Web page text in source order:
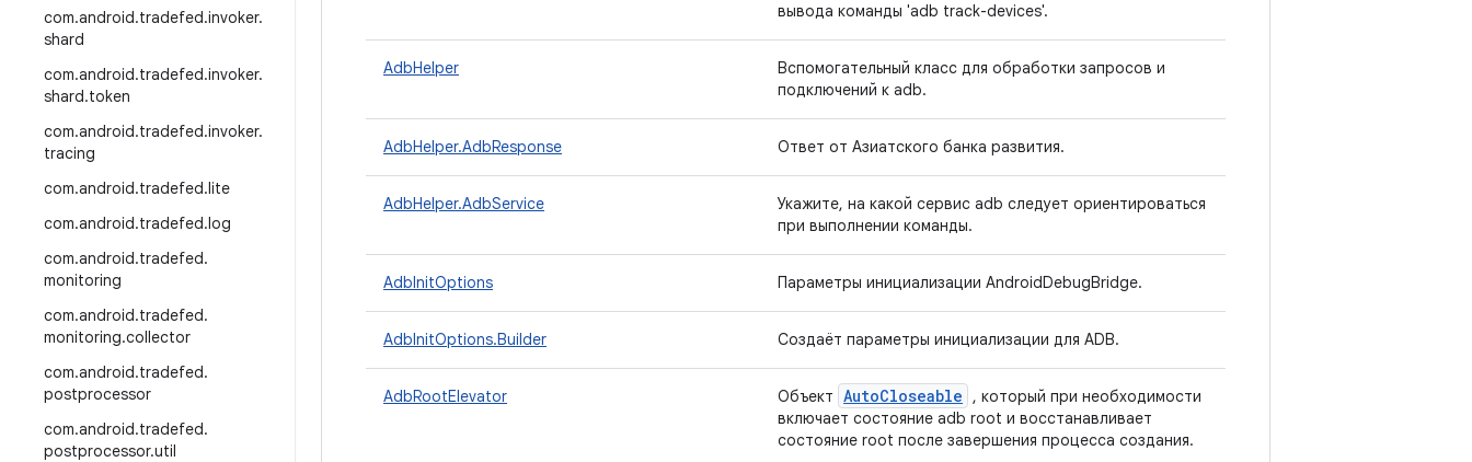
com.android.tradefed.invoker.
shard
com.android.tradefed.invoker.
shard.token
com.android.tradefed.invoker.
tracing
com.android.tradefed.lite
com.android.tradefed.log
com.android.tradefed.
monitoring
com.android.tradefed.
monitoring.collector
com.android.tradefed.
postprocessor
com.android.tradefed.
postprocessor.util
вывода команды 'adb track-devices'.
AdbHelper
Вспомогательный класс для обработки запросов и
подключений к adb.
AdbHelper.AdbResponse Ответ от Азиатского банка развития.
AdbHelper.AdbService
Укажите, на какой сервис adb следует ориентироваться
при выполнении команды.
AdbInitOptions Параметры инициализации AndroidDebugBridge.
AdbInitOptions.Builder Создаёт параметры инициализации для ADB.
AdbRootElevator Объект AutoCloseable
, который при необходимости
включает состояние adb root и восстанавливает
состояние root после завершения процесса создания.